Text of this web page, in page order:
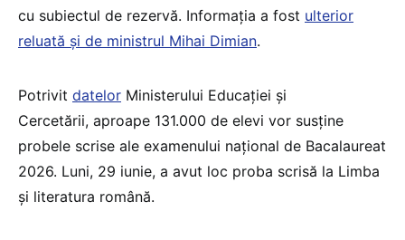
cu subiectul de rezervă. Informația a fost ulterior
reluată și de ministrul Mihai Dimian.
Potrivit datelor Ministerului Educației și
Cercetării, aproape 131.000 de elevi vor susține
probele scrise ale examenului național de Bacalaureat
2026. Luni, 29 iunie, a avut loc proba scrisă la Limba
și literatura română.